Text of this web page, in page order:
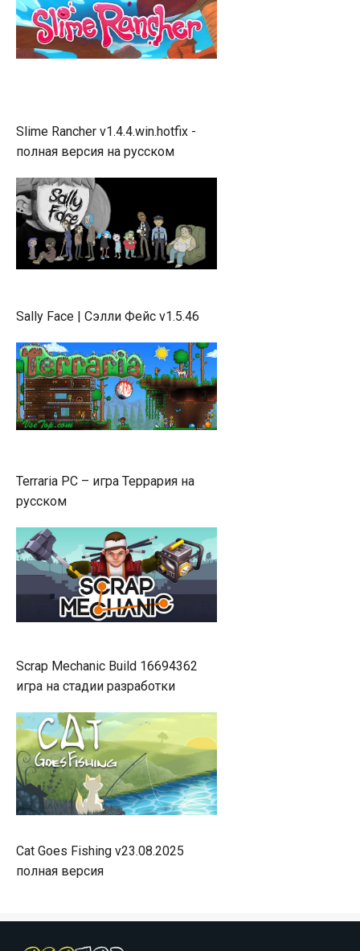
Slime Rancher v1.4.4.win.hotfix -
полная версия на русском
Sally Face | Сэлли Фейс v1.5.46
Terraria PC – игра Террария на
русском
Scrap Mechanic Build 16694362
игра на стадии разработки
Cat Goes Fishing v23.08.2025
полная версия